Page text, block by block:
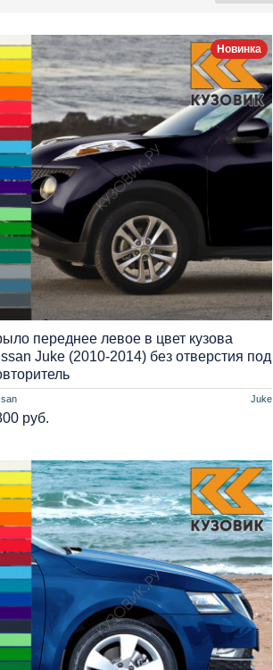
Новинка
Juke
переднее левое в цвет кузова
Juke (2010-2014) без отверстия под
руб.